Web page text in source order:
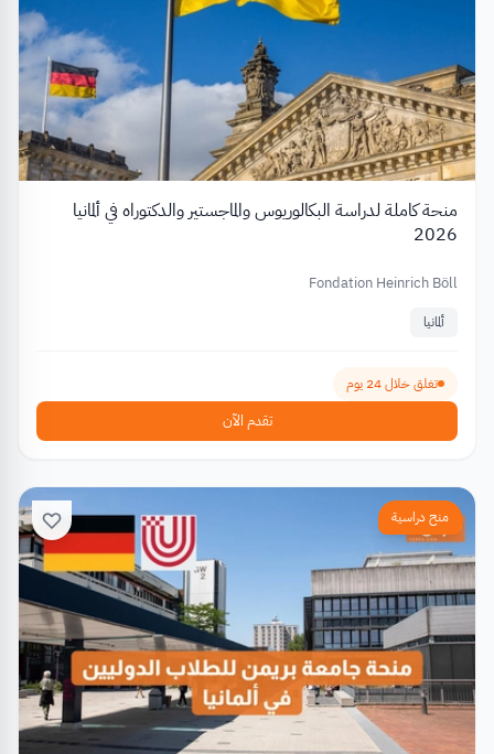
منحة كاملة لدراسة البكالوريوس والماجستير والدكتوراه في ألمانيا
2026
Fondation Heinrich Böll
ألمانيا
تغلق خلال 24 يوم
تقدم الآن
منح دراسية